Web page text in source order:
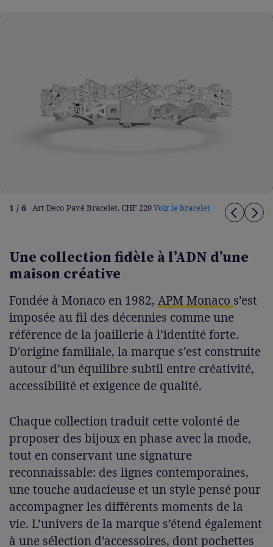
1 / 6 Art Deco Pavé Bracelet, CHF 220Voir le bracelet
Une collection fidèle à l’ADN d’une
maison créative
Fondée à Monaco en 1982, APM Monaco s’est
imposée au fil des décennies comme une
référence de la joaillerie à l’identité forte.
D’origine familiale, la marque s’est construite
autour d’un équilibre subtil entre créativité,
accessibilité et exigence de qualité.
Chaque collection traduit cette volonté de
proposer des bijoux en phase avec la mode,
tout en conservant une signature
reconnaissable: des lignes contemporaines,
une touche audacieuse et un style pensé pour
accompagner les différents moments de la
vie. L’univers de la marque s’étend également
à une sélection d’accessoires, dont pochettes